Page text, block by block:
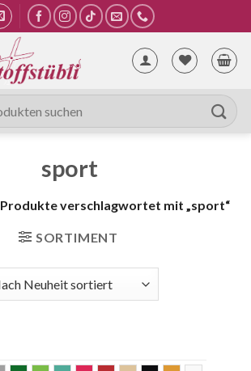
sport
Produkte verschlagwortet mit „sport“
SORTIMENT